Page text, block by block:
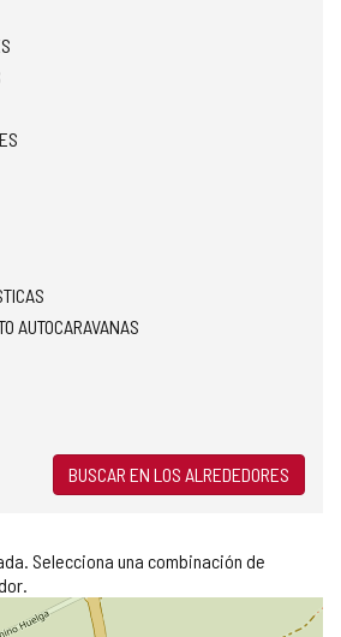
AUTOCARAVANAS
BUSCAR EN LOS ALREDEDORES
Selecciona una combinación de